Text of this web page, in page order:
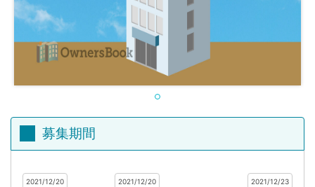
不
動
投
OwnersBook
募集期間
2021/12/20
2021/12/20
2021/12/23